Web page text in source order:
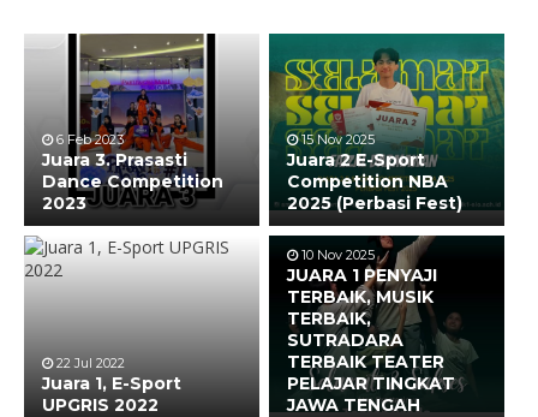
6 Feb 2023
Juara 3. Prasasti
Dance Competition
2023
15 Nov 2025
Juara 2 E-Sport
Competition NBA
2025 (Perbasi Fest)
22 Jul 2022
Juara 1, E-Sport
UPGRIS 2022
10 Nov 2025
JUARA 1 PENYAJI
TERBAIK, MUSIK
TERBAIK,
SUTRADARA
TERBAIK TEATER
PELAJAR TINGKAT
JAWA TENGAH